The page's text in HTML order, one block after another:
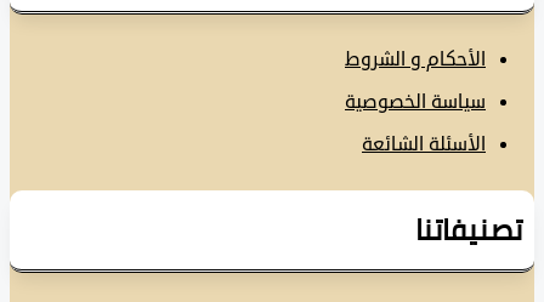
الأحكام و الشروط
سياسة الخصوصية
الأسئلة الشائعة